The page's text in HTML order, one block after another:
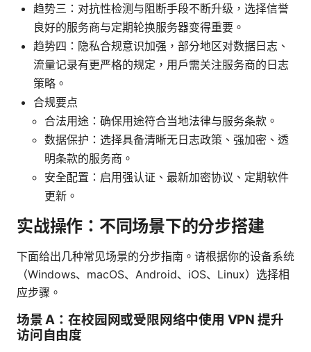
趋势三：对抗性检测与阻断手段不断升级，选择信誉
良好的服务商与定期轮换服务器变得重要。
趋势四：隐私合规意识加强，部分地区对数据日志、
流量记录有更严格的规定，用户需关注服务商的日志
策略。
合规要点
合法用途：确保用途符合当地法律与服务条款。
数据保护：选择具备清晰无日志政策、强加密、透
明条款的服务商。
安全配置：启用强认证、最新加密协议、定期软件
更新。
实战操作：不同场景下的分步搭建
下面给出几种常见场景的分步指南。请根据你的设备系统
（Windows、macOS、Android、iOS、Linux）选择相
应步骤。
场景 A：在校园网或受限网络中使用 VPN 提升
访问自由度